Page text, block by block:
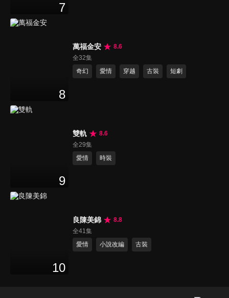
7
8
萬福金安
8.6
全32集
奇幻
愛情 穿越 古裝 短劇
9
雙軌
8.6
全29集
愛情
時裝
10
良陳美錦
8.8
全41集
愛情
小說改編 古裝